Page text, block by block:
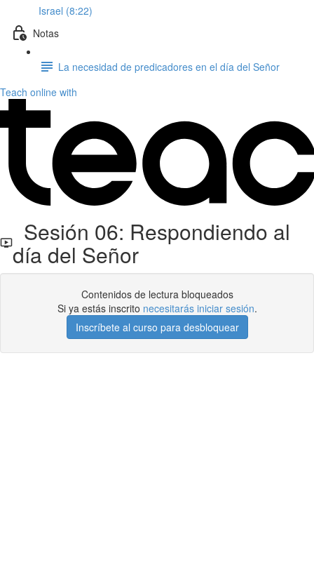
Israel (8:22)
Notas
La necesidad de predicadores en el día del Señor
Teach online with
Sesión 06: Respondiendo al
día del Señor
Contenidos de lectura bloqueados
Si ya estás inscrito necesitarás iniciar sesión.
Inscríbete al curso para desbloquear